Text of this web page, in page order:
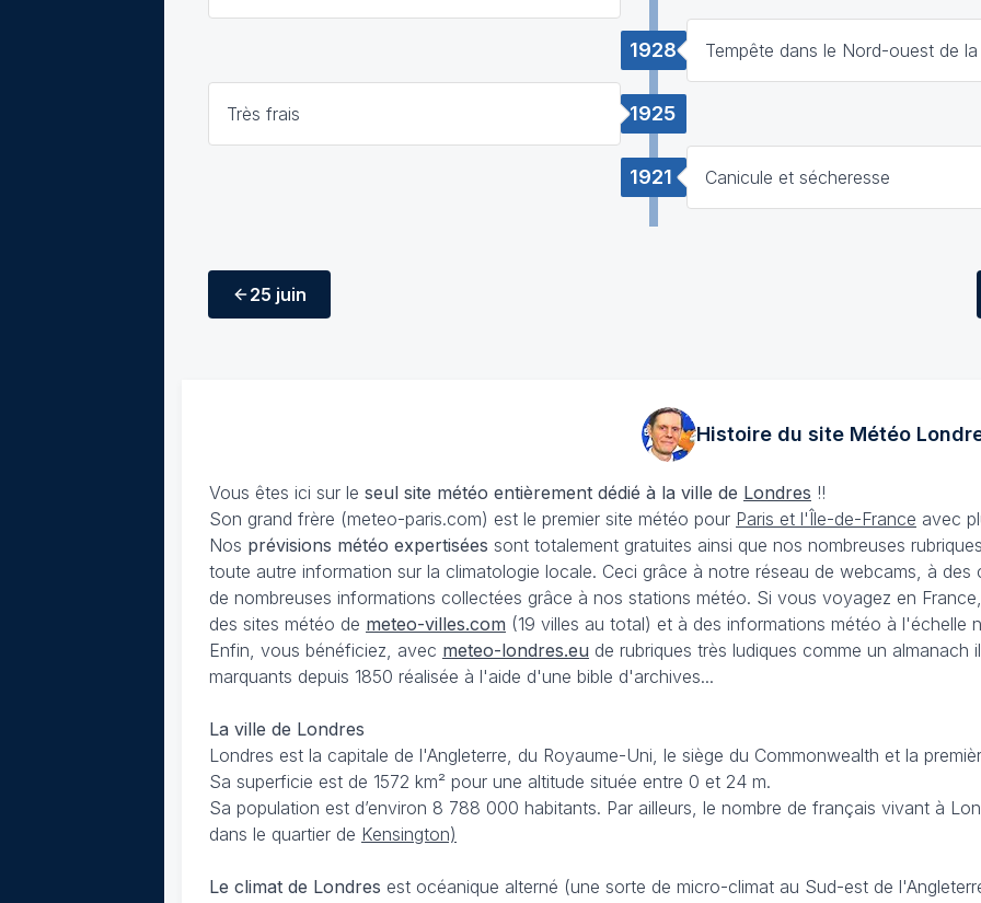
1928 Tempête dans le Nord-ouest de
1925
Très frais
1921 Canicule et sécheresse
25 juin
Histoire du site Météo
Vous êtes ici sur le seul site météo entièrement dédié à la ville de Londres !!
Son grand frère (meteo-paris.com) est le premier site météo pour Paris et l'Île-de-France avec
Nos prévisions météo expertisées sont totalement gratuites ainsi que nos nombreuses
toute autre information sur la climatologie locale. Ceci grâce à notre réseau de webcams, à
de nombreuses informations collectées grâce à nos stations météo. Si vous voyagez en
des sites météo de meteo-villes.com (19 villes au total) et à des informations météo à l'échelle
Enfin, vous bénéficiez, avec meteo-londres.eu de rubriques très ludiques comme un
marquants depuis 1850 réalisée à l'aide d'une bible d'archives...
La ville de Londres
Londres est la capitale de l'Angleterre, du Royaume-Uni, le siège du Commonwealth et la
Sa superficie est de 1572 km² pour une altitude située entre 0 et 24 m.
Sa population est d’environ 8 788 000 habitants. Par ailleurs, le nombre de français vivant à
dans le quartier de Kensington)
Le climat de Londres est océanique alterné (une sorte de micro-climat au Sud-est de